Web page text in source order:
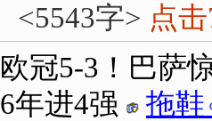
<5543字> 点
欧冠5-3！巴萨
6年进4强
拖